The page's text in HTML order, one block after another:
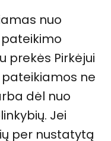
nuo
prekės Pirkėjui
ne
dėl nuo
Jei
per nustatytą